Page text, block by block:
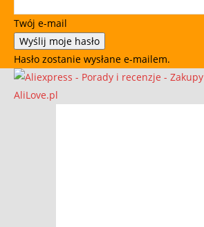
Twój e-mail
Hasło zostanie wysłane e-mailem.
AliLove.pl